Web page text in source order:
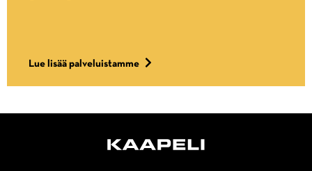
Lue lisää palveluistamme